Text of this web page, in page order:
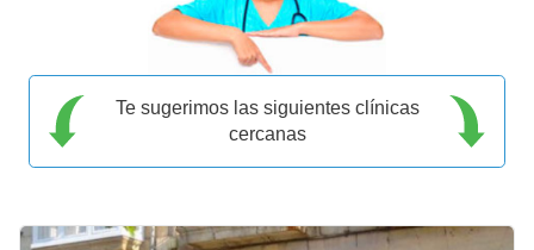
Te sugerimos las siguientes clínicas
cercanas